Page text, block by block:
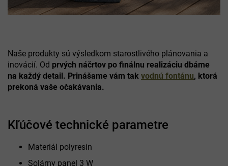
Naše produkty sú výsledkom starostlivého plánovania a
inovácií. Od prvých náčrtov po finálnu realizáciu dbáme
na každý detail. Prinášame vám tak vodnú fontánu, ktorá
prekoná vaše očakávania.
Kľúčové technické parametre
Materiál polyresin
Solárny panel 3 W